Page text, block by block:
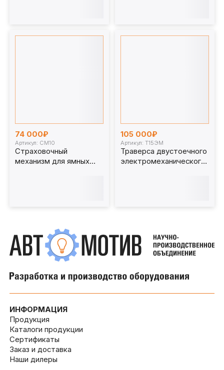
74 000₽
Артикул: СМ10
Страховочный
механизм для ямных
105 000₽
Артикул: Т15ЭМ
Траверса двустоечного
электромеханического
ИНФОРМАЦИЯ
Продукция
Каталоги продукции
Сертификаты
Заказ и доставка
Наши дилеры